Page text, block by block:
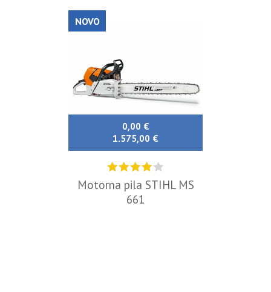
0,00 €
1.575,00 €
NOVO
Motorna pila STIHL MS
661